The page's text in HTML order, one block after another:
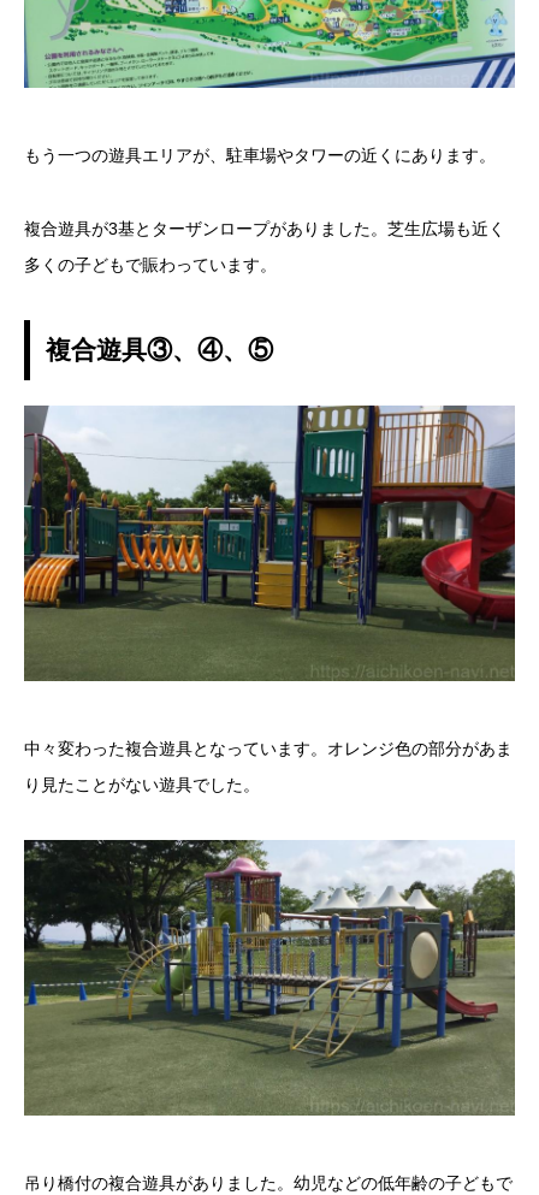
もう一つの遊具エリアが、駐車場やタワーの近くにあります。
複合遊具が3基とターザンロープがありました。芝生広場も近く
多くの子どもで賑わっています。
複合遊具③、④、⑤
中々変わった複合遊具となっています。オレンジ色の部分があま
り見たことがない遊具でした。
吊り橋付の複合遊具がありました。幼児などの低年齢の子どもで